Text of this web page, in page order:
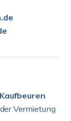
Vermietung